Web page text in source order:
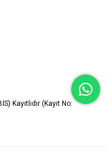
Kayıtlıdır (Kayıt No: